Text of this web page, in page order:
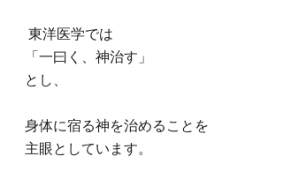
東洋医学では
「一曰く、神治す」
とし、
身体に宿る神を治めることを
主眼としています。